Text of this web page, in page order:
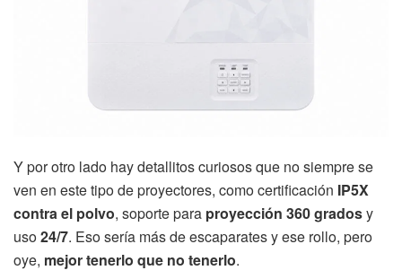
Y por otro lado hay detallitos curiosos que no siempre se
ven en este tipo de proyectores, como certificación IP5X
contra el polvo, soporte para proyección 360 gradosy
uso24/7. Eso sería más de escaparates y ese rollo, pero
oye, mejor tenerlo que no tenerlo.